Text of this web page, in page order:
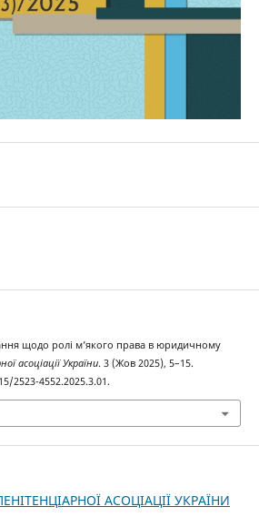
щодо ролі м’якого права в юридичному
асоціації України. 3 (Жов 2025), 5–15.
2523-4552.2025.3.01.
АСОЦІАЦІЇ УКРАЇНИ